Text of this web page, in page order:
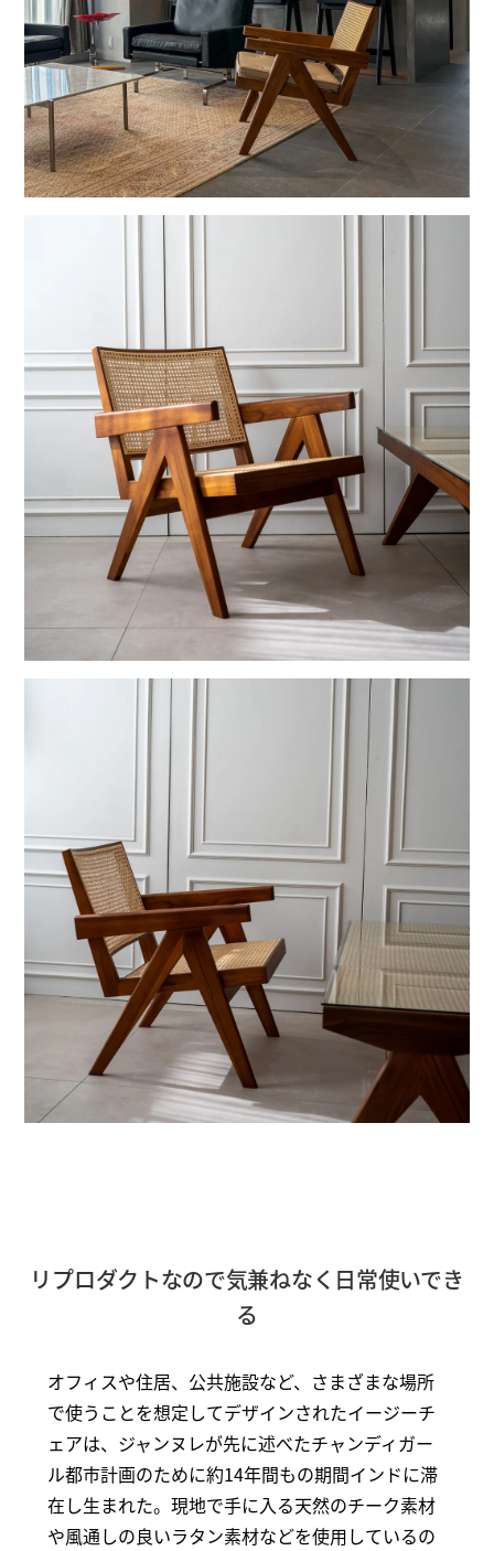
リプロダクトなので気兼ねなく日常使いでき
る
オフィスや住居、公共施設など、さまざまな場所
で使うことを想定してデザインされたイージーチ
ェアは、ジャンヌレが先に述べたチャンディガー
ル都市計画のために約14年間もの期間インドに滞
在し生まれた。現地で手に入る天然のチーク素材
や風通しの良いラタン素材などを使用しているの